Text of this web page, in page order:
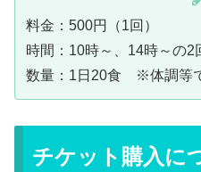
料金：500円（1回）
時間：10時～、14時～の2
数量：1日20食 ※体調等
チケット購入に